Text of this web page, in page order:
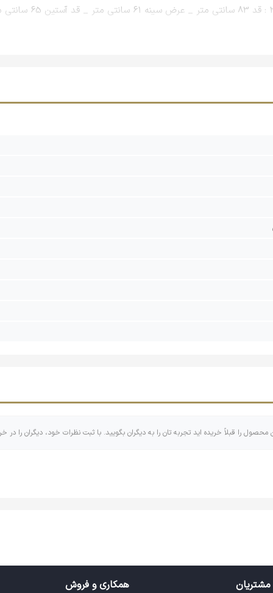
محصول را قبلاً خریده اید تجربه تان را به دیگران بگویید. با ثبت نظرات خود، دیگران را در
همکاری و فروش